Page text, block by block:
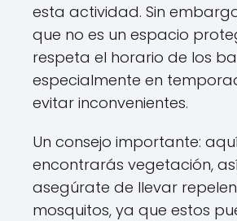
esta actividad. Sin
que no es un espacio
respeta el horario de los
especialmente en
evitar inconvenientes.
Un consejo importante:
encontrarás vegetación,
asegúrate de llevar
mosquitos, ya que estos